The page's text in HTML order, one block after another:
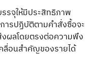
รจุให้มีประสิทธิภาพ
ารปฏิบัติตามคำสั่งซื้อจะ
ผลโดยตรงต่อความพึง
ลื่อนสำคัญของรายได้